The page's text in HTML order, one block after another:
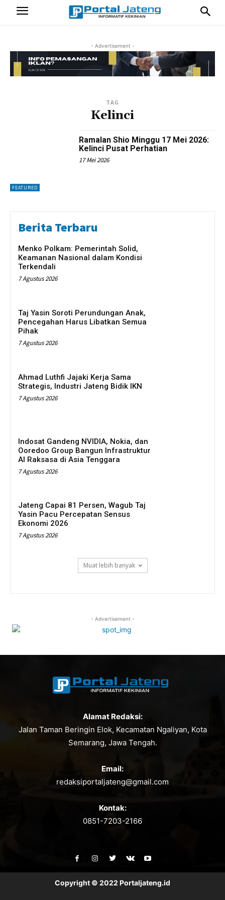
- Advertisement -
TAG
Kelinci
FEATURED
Ramalan Shio Minggu 17 Mei 2026:
Kelinci Pusat Perhatian
17 Mei 2026
Berita Terbaru
Menko Polkam: Pemerintah Solid,
Keamanan Nasional dalam Kondisi
Terkendali
7 Agustus 2026
Taj Yasin Soroti Perundungan Anak,
Pencegahan Harus Libatkan Semua
Pihak
7 Agustus 2026
Ahmad Luthfi Jajaki Kerja Sama
Strategis, Industri Jateng Bidik IKN
7 Agustus 2026
Indosat Gandeng NVIDIA, Nokia, dan
Ooredoo Group Bangun Infrastruktur
AI Raksasa di Asia Tenggara
7 Agustus 2026
Jateng Capai 81 Persen, Wagub Taj
Yasin Pacu Percepatan Sensus
Ekonomi 2026
7 Agustus 2026
Muat lebih banyak
- Advertisement -
Alamat Redaksi:
Jalan Taman Beringin Elok, Kecamatan Ngaliyan, Kota
Semarang, Jawa Tengah.
Email:
redaksiportaljateng@gmail.com
Kontak:
0851-7203-2166
Copyright © 2022 Portaljateng.id